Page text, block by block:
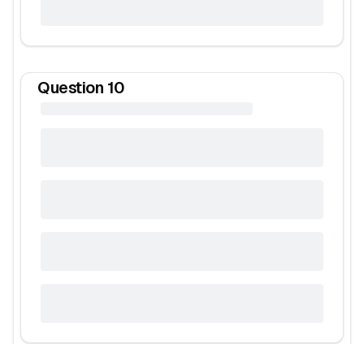
Question 10